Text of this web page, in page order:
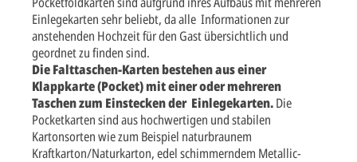
Einlegekarten sehr beliebt, da alle Informationen zur
anstehenden Hochzeit für den Gast übersichtlich und
geordnet zu finden sind.
Die Falttaschen-Karten bestehen aus einer
Klappkarte (Pocket) mit einer oder mehreren
Taschen zum Einstecken der Einlegekarten.Die
Pocketkarten sind aus hochwertigen und stabilen
Kartonsorten wie zum Beispiel naturbraunem
Kraftkarton/Naturkarton, edel schimmerndem Metallic-